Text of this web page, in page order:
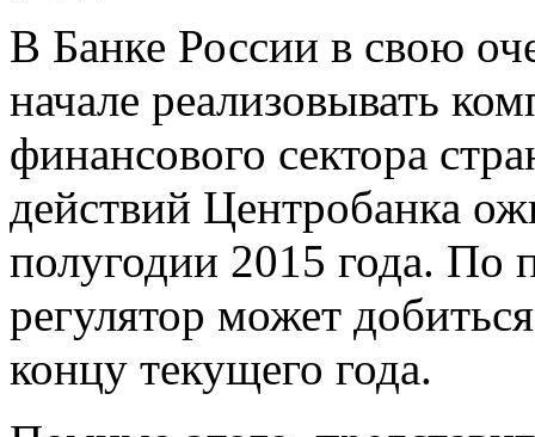
В Банке России в свою
начале реализовывать
финансового сектора
действий Центробанка
полугодии 2015 года. По
регулятор может
концу текущего года.